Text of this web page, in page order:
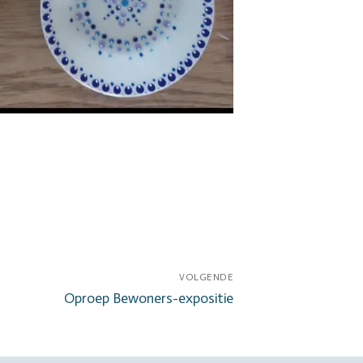
VOLGENDE
Volgend
Oproep Bewoners-expositie